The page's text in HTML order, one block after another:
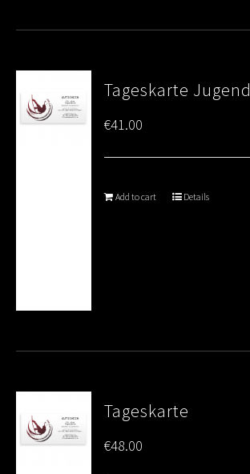
Tageskarte Jugend
€41.00
Add to cart Details
Tageskarte
€48.00